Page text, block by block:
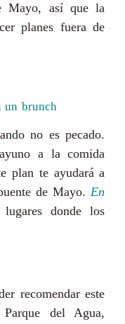
Mayo, así que la
planes fuera de
un brunch
no es pecado.
a la comida
plan te ayudará a
de Mayo.En
donde los
recomendar este
del Agua,